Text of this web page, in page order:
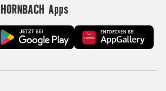
HORNBACH Apps